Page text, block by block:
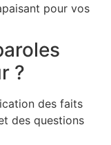
pour vos
?
des faits
des questions